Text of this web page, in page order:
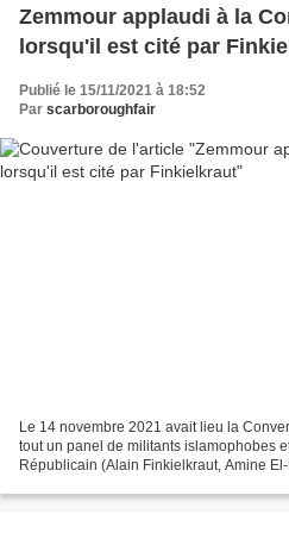
Zemmour applaudi à la
lorsqu'il est cité par
Publié le 15/11/2021 à 18:52
Par scarboroughfair
Le 14 novembre 2021 avait lieu la
tout un panel de militants islamophobes
Républicain (Alain Finkielkraut, Amine